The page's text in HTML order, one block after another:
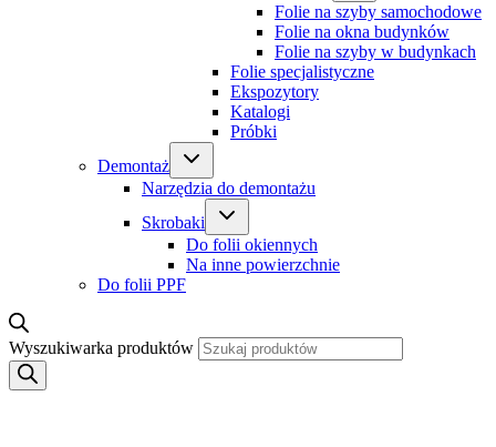
Folie na szyby samochodowe
Folie na okna budynków
Folie na szyby w budynkach
Folie specjalistyczne
Ekspozytory
Katalogi
Próbki
Demontaż
Narzędzia do demontażu
Skrobaki
Do folii okiennych
Na inne powierzchnie
Do folii PPF
Wyszukiwarka produktów